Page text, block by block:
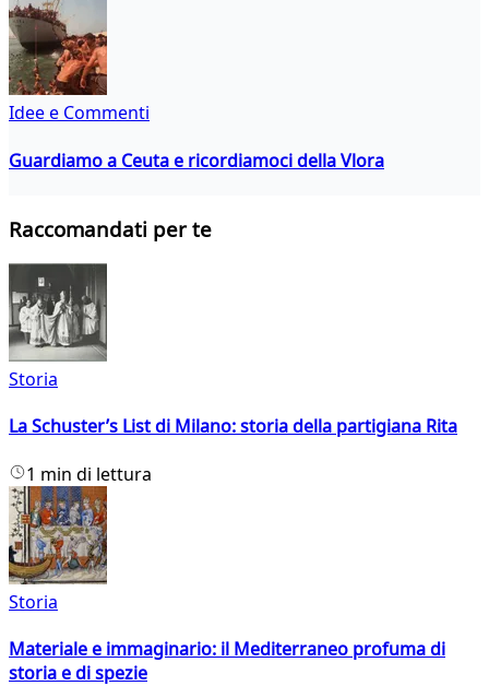
Idee e Commenti
Guardiamo a Ceuta e ricordiamoci della Vlora
Raccomandati per te
Storia
La Schuster’s List di Milano: storia della partigiana Rita
1 min di lettura
Storia
Materiale e immaginario: il Mediterraneo profuma di
storia e di spezie